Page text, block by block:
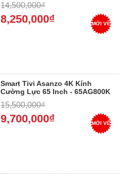
14,500,000₫
8,250,000₫ MỚI VỀ
Smart Tivi Asanzo 4K Kính
Cường Lực 65 Inch - 65AG800K
15,500,000₫
9,700,000₫ MỚI VỀ